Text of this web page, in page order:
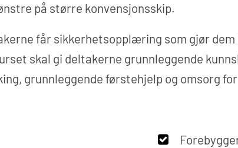
på større konvensjonsskip.
får sikkerhetsopplæring som gjør
skal gi deltakerne grunnleggende
grunnleggende førstehjelp og omsorg